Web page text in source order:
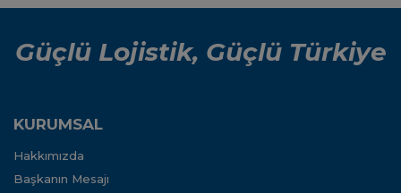
Güçlü Lojistik, Güçlü Türkiye
KURUMSAL
Hakkımızda
Başkanın Mesajı